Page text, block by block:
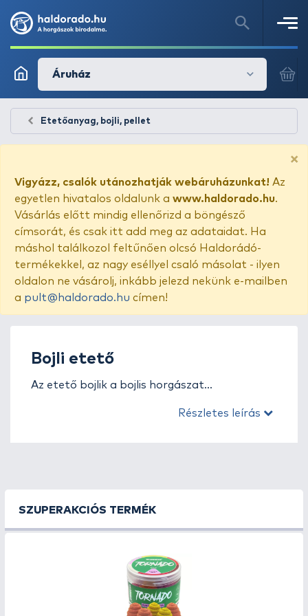
Áruház
Etetőanyag, bojli, pellet
×
Vigyázz, csalók utánozhatják webáruházunkat! Az
egyetlen hivatalos oldalunk a www.haldorado.hu.
Vásárlás előtt mindig ellenőrizd a böngésző
címsorát, és csak itt add meg az adataidat. Ha
máshol találkozol feltűnően olcsó Haldorádó-
termékekkel, az nagy eséllyel csaló másolat - ilyen
oldalon ne vásárolj, inkább jelezd nekünk e-mailben
a pult@haldorado.hu címen!
Bojli etető
Az etető bojlik a bojlis horgászat
Ezek a csalik nagy mennyiségben
kiegészíti a csalizó bojlit.
gondosan válogatott összetevőkből
készülnek, mint például hal- és növényi lisztek,
olajok, magőrlemények és természetes
Részletes leírás
SZUPERAKCIÓS TERMÉK